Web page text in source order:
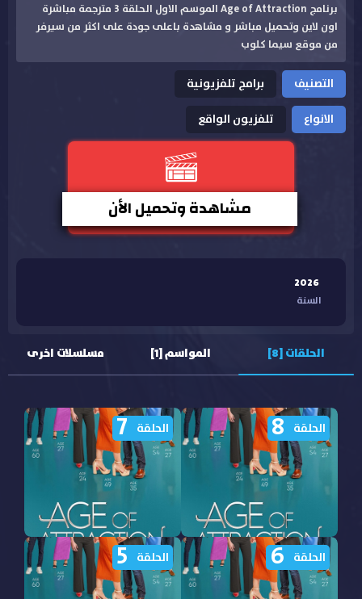
برنامج Age of Attraction الموسم الاول الحلقة 3 مترجمة مباشرة
اون لاين وتحميل مباشر و مشاهدة باعلى جودة على اكثر من سيرفر
من موقع سيما كلوب
التصنيف
برامج تلفزيونية
الانواع
تلفزيون الواقع
مشاهدة وتحميل الأن
2026
السنة
الحلقات [8] المواسم [1] مسلسلات اخرى
برنامج Age of Attraction
الموسم الاول الحلقة 8
مترجمة
الحلقة 8
برنامج Age of Attraction
الموسم الاول الحلقة 7
مترجمة
الحلقة 7
الحلقة 6 الحلقة 5